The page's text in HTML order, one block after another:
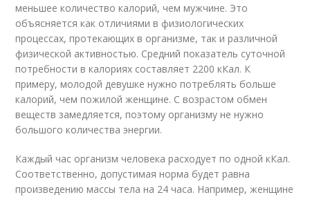
меньшее количество калорий, чем мужчине. Это
объясняется как отличиями в физиологических
процессах, протекающих в организме, так и различной
физической активностью. Средний показатель суточной
потребности в калориях составляет 2200 кКал. К
примеру, молодой девушке нужно потреблять больше
калорий, чем пожилой женщине. С возрастом обмен
веществ замедляется, поэтому организму не нужно
большого количества энергии.
Каждый час организм человека расходует по одной кКал.
Соответственно, допустимая норма будет равна
произведению массы тела на 24 часа. Например, женщине